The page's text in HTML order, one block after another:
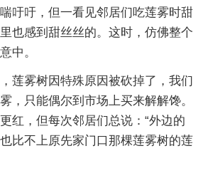
吁吁，但一看见邻居们吃莲雾时甜
也感到甜丝丝的。这时，仿佛整个
中。
莲雾树因特殊原因被砍掉了，我们
，只能偶尔到市场上买来解解馋。
红，但每次邻居们总说：“外边的
比不上原先家门口那棵莲雾树的莲